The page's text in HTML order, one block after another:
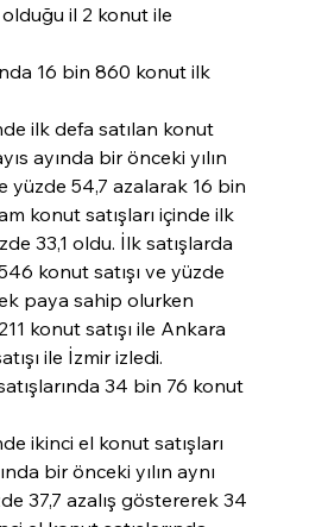
olduğu il 2 konut ile
16 bin 860 konut ilk
ilk defa satılan konut
ayında bir önceki yılın
yüzde 54,7 azalarak 16 bin
konut satışları içinde ilk
33,1 oldu. İlk satışlarda
konut satışı ve yüzde
paya sahip olurken
konut satışı ile Ankara
ile İzmir izledi.
34 bin 76 konut
ikinci el konut satışları
bir önceki yılın aynı
37,7 azalış göstererek 34